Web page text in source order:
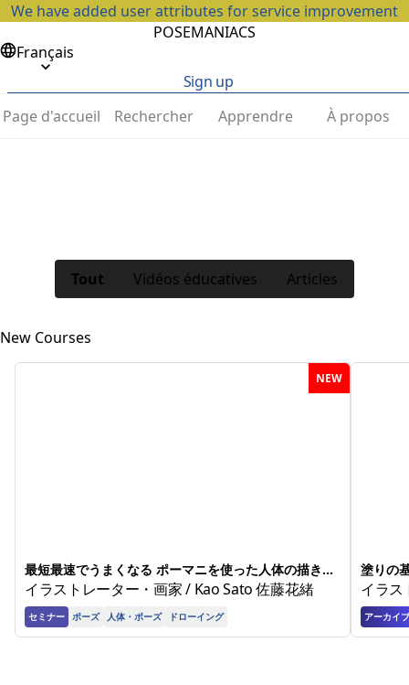
We have added user attributes for service improvement
POSEMANIACS
Français
Sign up
Page d'accueil
Rechercher Apprendre À propos
Tout Vidéos éducatives Articles
New Courses
最短最速でうまくなる ポーマニを使った人体の描き方
基礎
イラストレーター・画家 / Kao Sato 佐藤花緒
セミナー ポーズ 人体・ポーズ ドローイング
NEW
塗りの
イラス
アーカイブ